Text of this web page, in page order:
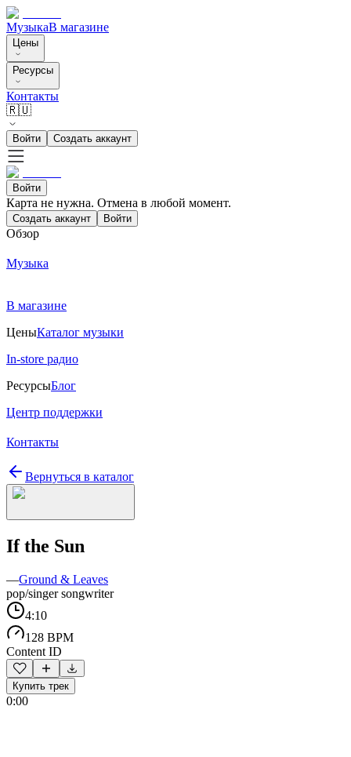
МузыкаВ магазине
Цены
Ресурсы
Контакты
🇷🇺
Войти Создать аккаунт
Войти
Карта не нужна. Отмена в любой момент.
Создать аккаунт Войти
Обзор
Музыка
В магазине
ЦеныКаталог музыки
In-store радио
РесурсыБлог
Центр поддержки
Контакты
Вернуться в каталог
If the Sun
—Ground & Leaves
pop/singer songwriter
4:10
128 BPM
Content ID
Купить трек
0:00